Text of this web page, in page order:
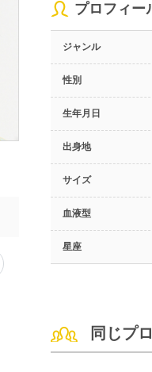
プロフィー
ジャンル
性別
生年月日
出身地
サイズ
血液型
星座
同じプ